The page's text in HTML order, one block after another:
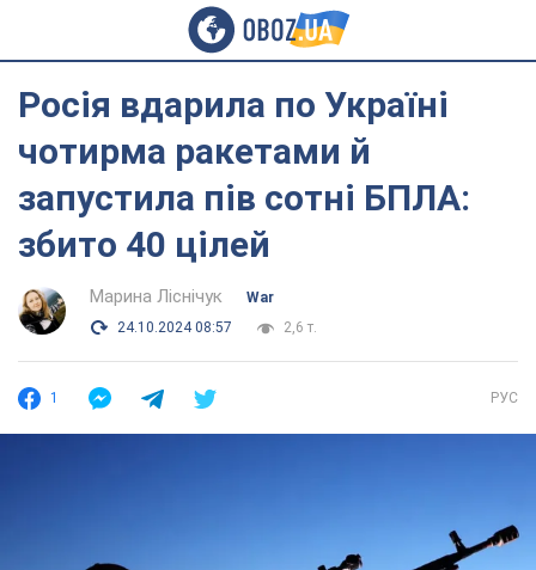
Росія вдарила по Україні
чотирма ракетами й
запустила пів сотні БПЛА:
збито 40 цілей
Марина Ліснічук
War
24.10.2024 08:57
2,6 т.
1 РУС